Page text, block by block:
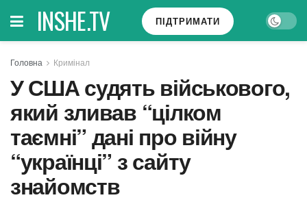
INSHE.TV ПІДТРИМАТИ
Головна Кримінал
У США судять військового,
який зливав “цілком
таємні” дані про війну
“українці” з сайту
знайомств